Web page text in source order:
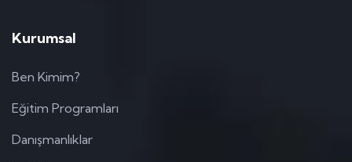
Kurumsal
Ben Kimim?
Eğitim Programları
Danışmanlıklar